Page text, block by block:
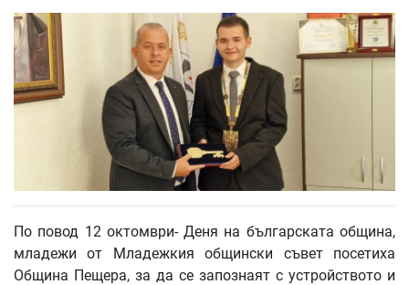
По повод 12 октомври- Деня на българската община,
младежи от Младежкия общински съвет посетиха
Община Пещера, за да се запознаят с устройството и